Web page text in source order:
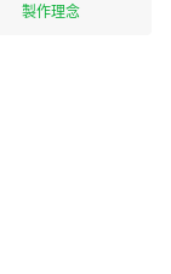
製作理念